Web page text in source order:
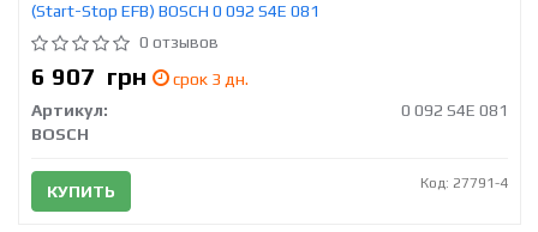
(Start-Stop EFB) BOSCH 0 092 S4E 081
0 отзывов
6 907 грн
срок 3 дн.
Артикул:
0 092 S4E 081
BOSCH
КУПИТЬ Код: 27791-4